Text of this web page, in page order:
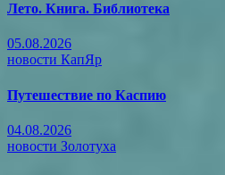
Лето. Книга. Библиотека
05.08.2026
новости КапЯр
Путешествие по Каспию
04.08.2026
новости Золотуха